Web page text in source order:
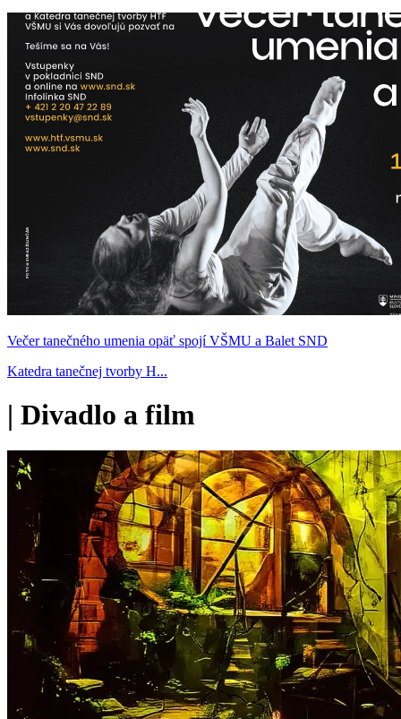
Večer tanečného umenia opäť spojí VŠMU a Balet SND
Katedra tanečnej tvorby H...
| Divadlo a film